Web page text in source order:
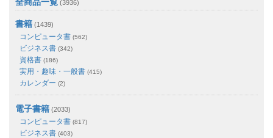
(3936)
書籍 (1439)
コンピュータ書 (562)
ビジネス書 (342)
資格書 (186)
実用・趣味・一般書 (415)
カレンダー (2)
電子書籍 (2033)
コンピュータ書 (817)
ビジネス書 (403)